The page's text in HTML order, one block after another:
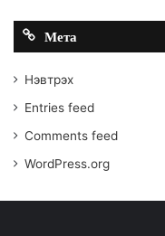
Мета
Нэвтрэх
Entries feed
Comments feed
WordPress.org